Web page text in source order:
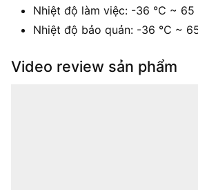
Nhiệt độ làm việc: -36 ℃ ~
Nhiệt độ bảo quản: -36 ℃ ~
Video review sản phẩm